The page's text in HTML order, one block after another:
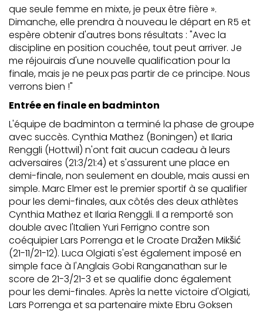
que seule femme en mixte, je peux être fière ».
Dimanche, elle prendra à nouveau le départ en R5 et
espère obtenir d'autres bons résultats : "Avec la
discipline en position couchée, tout peut arriver. Je
me réjouirais d'une nouvelle qualification pour la
finale, mais je ne peux pas partir de ce principe. Nous
verrons bien !"
Entrée en finale en badminton
L'équipe de badminton a terminé la phase de groupe
avec succès. Cynthia Mathez (Boningen) et Ilaria
Renggli (Hottwil) n'ont fait aucun cadeau à leurs
adversaires (21:3/21:4) et s'assurent une place en
demi-finale, non seulement en double, mais aussi en
simple. Marc Elmer est le premier sportif à se qualifier
pour les demi-finales, aux côtés des deux athlètes
Cynthia Mathez et Ilaria Renggli. Il a remporté son
double avec l'Italien Yuri Ferrigno contre son
coéquipier Lars Porrenga et le Croate Dražen Mikšić
(21-11/21-12). Luca Olgiati s'est également imposé en
simple face à l'Anglais Gobi Ranganathan sur le
score de 21-3/21-3 et se qualifie donc également
pour les demi-finales. Après la nette victoire d'Olgiati,
Lars Porrenga et sa partenaire mixte Ebru Goksen